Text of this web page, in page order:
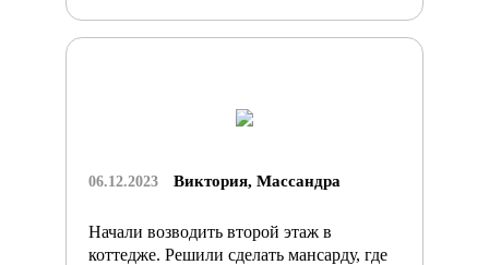
06.12.2023 Виктория, Массандра
Начали возводить второй этаж в
коттедже. Решили сделать мансарду, где